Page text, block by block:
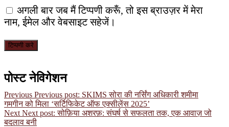
अगली बार जब मैं टिप्पणी करूँ, तो इस ब्राउज़र में मेरा
नाम, ईमेल और वेबसाइट सहेजें।
पोस्ट नेविगेशन
Previous Previous post: SKIMS सोरा की नर्सिंग अधिकारी शमीमा
गमगीन को मिला ‘सर्टिफिकेट ऑफ एक्सीलेंस 2025’
Next Next post: सोफ़िया अशरफ़: संघर्ष से सफलता तक, एक आवाज़ जो
बदलाव बनी